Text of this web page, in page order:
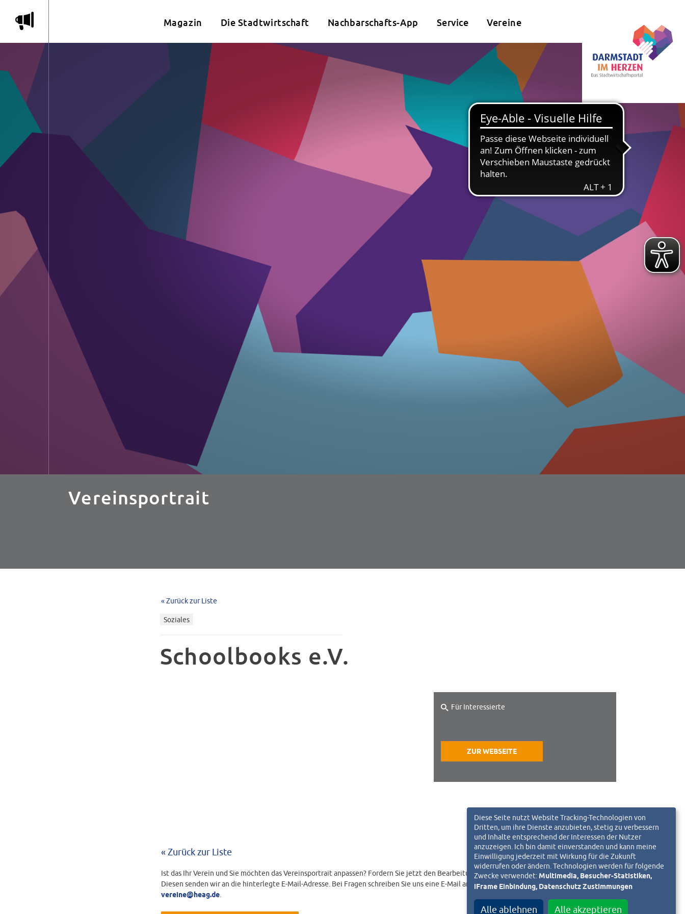
m Magazin Die Stadtwirtschaft Nachbarschafts-App Service Vereine
Vereinsportrait
« Zurück zur Liste
Soziales
Schoolbooks e.V.
Für Interessierte
ZUR WEBSEITE
« Zurück zur Liste
Ist das Ihr Verein und Sie möchten das Vereinsportrait anpassen? Fordern Sie jetzt den Bearbeitungslink an.
Diesen senden wir an die hinterlegte E-Mail-Adresse. Bei Fragen schreiben Sie uns eine E-Mail an
vereine@heag.de.
Diese Seite nutzt Website Tracking-Technologien von
Dritten, um ihre Dienste anzubieten, stetig zu verbessern
und Inhalte entsprechend der Interessen der Nutzer
anzuzeigen. Ich bin damit einverstanden und kann meine
Einwilligung jederzeit mit Wirkung für die Zukunft
widerrufen oder ändern. Technologien werden für folgende
Zwecke verwendet:Multimedia, Besucher-Statistiken,
iFrame Einbindung, Datenschutz Zustimmungen
Alle ablehnen Alle akzeptieren